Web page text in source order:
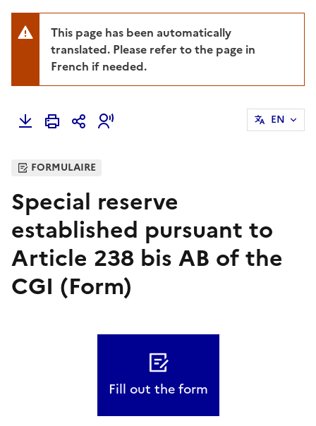
This page has been automatically
translated. Please refer to the page in
French if needed.
EN
FORMULAIRE
Special reserve
established pursuant to
Article 238 bis AB of the
CGI (Form)
Fill out the form